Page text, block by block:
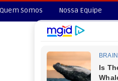
Quem Somos Nossa Equipe